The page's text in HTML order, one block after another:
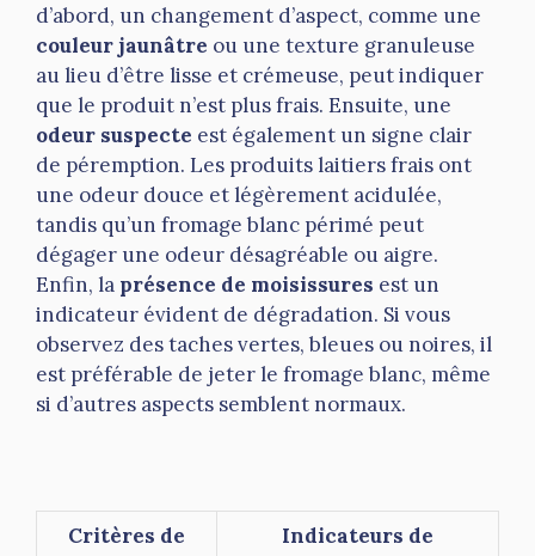
d’abord, un changement d’aspect, comme une
couleur jaunâtre ou une texture granuleuse
au lieu d’être lisse et crémeuse, peut indiquer
que le produit n’est plus frais. Ensuite, une
odeur suspecte est également un signe clair
de péremption. Les produits laitiers frais ont
une odeur douce et légèrement acidulée,
tandis qu’un fromage blanc périmé peut
dégager une odeur désagréable ou aigre.
Enfin, la présence de moisissures est un
indicateur évident de dégradation. Si vous
observez des taches vertes, bleues ou noires, il
est préférable de jeter le fromage blanc, même
si d’autres aspects semblent normaux.
Critères de
Indicateurs de